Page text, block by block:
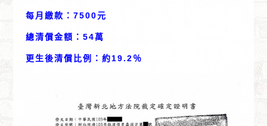
每月繳款：7500元
總清償金額：54萬
更生後清償比例：約19.2％